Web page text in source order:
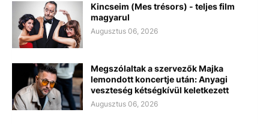
Kincseim (Mes trésors) - teljes film
magyarul
Augusztus 06, 2026
Megszólaltak a szervezők Majka
lemondott koncertje után: Anyagi
veszteség kétségkívül keletkezett
Augusztus 06, 2026